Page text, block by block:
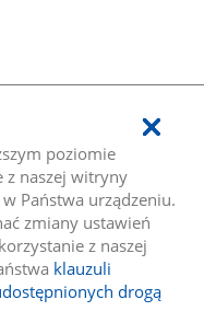
poziomie
z naszej witryny
Państwa urządzeniu.
zmiany ustawień
z naszej
klauzuli
drogą